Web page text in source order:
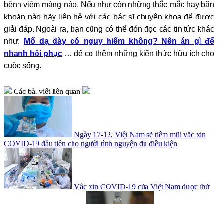
bệnh viêm màng nào. Nếu như còn những thắc mắc hay băn
khoăn nào hãy liên hệ với các bác sĩ chuyên khoa để được
giải đáp. Ngoài ra, bạn cũng có thể đón đọc các tin tức khác
như:
Mổ dạ dày có nguy hiểm không? Nên ăn gì để
nhanh hồi phục … để có thêm những kiến thức hữu ích cho
cuộc sống.
Các bài viết liên quan
Ngày 17-12, Việt Nam sẽ tiêm mũi vắc xin
COVID-19 đầu tiên cho người tình nguyện đủ điều kiện
Vắc xin COVID-19 của Việt Nam được thử